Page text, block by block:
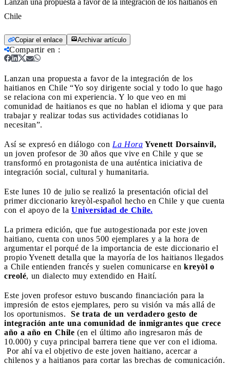
Chile
Copiar el enlace Archivar artículo
Compartir en :
Lanzan una propuesta a favor de la integración de los
haitianos en Chile “Yo soy dirigente social y todo lo que hago
se relaciona con mi experiencia. Y lo que veo en mi
comunidad de haitianos es que no hablan el idioma y que para
trabajar y realizar todas sus actividades cotidianas lo
necesitan”.
Así se expresó en diálogo con La Hora Yvenett Dorsainvil,
un joven profesor de 30 años que vive en Chile y que se
transformó en protagonista de una auténtica iniciativa de
integración social, cultural y humanitaria.
Este lunes 10 de julio se realizó la presentación oficial del
primer diccionario kreyòl-español hecho en Chile y que cuenta
con el apoyo de la Universidad de Chile.
La primera edición, que fue autogestionada por este joven
haitiano, cuenta con unos 500 ejemplares y a la hora de
argumentar el porqué de la importancia de este diccionario el
propio Yvenett detalla que la mayoría de los haitianos llegados
a Chile entienden francés y suelen comunicarse en kreyòl o
creolé, un dialecto muy extendido en Haití.
Este joven profesor estuvo buscando financiación para la
impresión de estos ejemplares, pero su visión va más allá de
los oportunismos. Se trata de un verdadero gesto de
integración ante una comunidad de inmigrantes que crece
año a año en Chile (en el último año ingresaron más de
10.000) y cuya principal barrera tiene que ver con el idioma.
Por ahí va el objetivo de este joven haitiano, acercar a
chilenos y a haitianos para cortar las brechas de comunicación.